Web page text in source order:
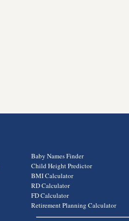
Baby Names Finder
Child Height Predictor
BMI Calculator
RD Calculator
FD Calculator
Retirement Planning Calculator